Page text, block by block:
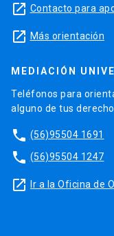
launch Contacto para
launch Más orientación
MEDIACIÓN
Teléfonos para
alguno de tus
phone (56)95504 1691
phone (56)95504 1247
launch Ir a la Oficina de